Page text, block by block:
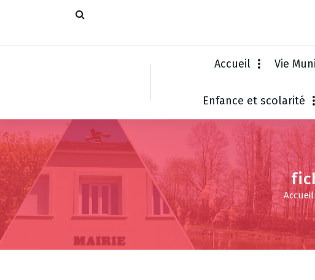
Accueil Vie
Enfance et scolarité
Accueil